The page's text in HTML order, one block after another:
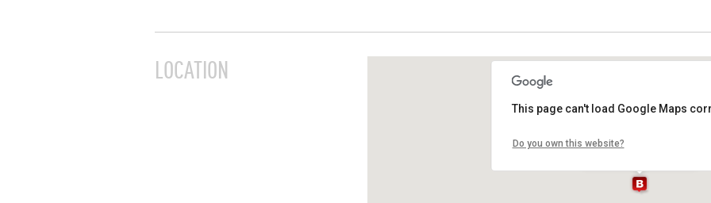
LOCATION
Mirage Project Point
Via Marsala 7
This page can't load Google Maps
Do you own this website?